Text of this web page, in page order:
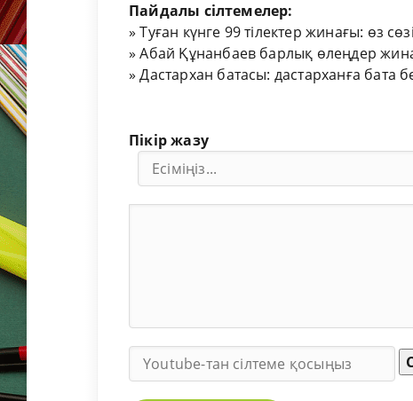
Пайдалы сілтемелер:
»Туған күнге 99 тілектер жинағы: өз
»Абай Құнанбаев барлық өлеңдер
»Дастархан батасы: дастарханға бата
Пікір жазу